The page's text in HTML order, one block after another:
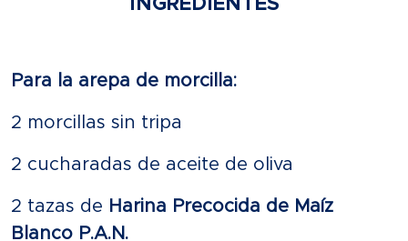
INGREDIENTES
Para la arepa de morcilla:
2 morcillas sin tripa
2 cucharadas de aceite de oliva
2 tazas de Harina Precocida de Maíz
Blanco P.A.N.